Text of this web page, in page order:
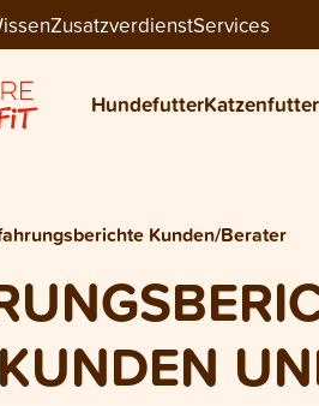
ZusatzverdienstServices
HundefutterKatzenfutter
Kunden/Berater